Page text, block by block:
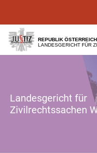
[1]
[2]
REPUBLIK ÖSTERREICH
LANDESGERICHT FÜR
Landesgericht für
Zivilrechtssachen